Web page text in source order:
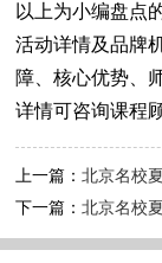
以上为小编盘点
活动详情及品牌
障、核心优势、
详情可咨询课程
上一篇：北京名校
下一篇：北京名校